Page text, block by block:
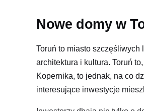
Nowe domy w
Toruń to miasto
architektura i kultura. Toruń
Kopernika, to jednak, na co
interesujące inwestycje